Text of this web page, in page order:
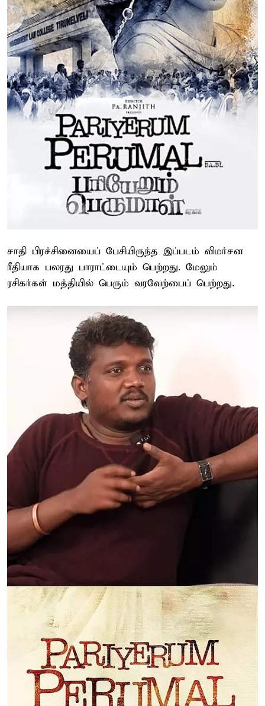
சாதி பிரச்சினையைப் பேசியிருந்த இப்படம் விமர்சன
ரீதியாக பலரது பாராட்டையும் பெற்றது. மேலும்
ரசிகர்கள் மத்தியில் பெரும் வரவேற்பைப் பெற்றது.